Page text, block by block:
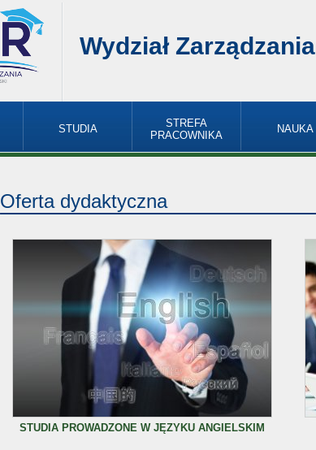
Wydział Zarządzania
STUDIA
STREFA
PRACOWNIKA
NAUKA
Oferta dydaktyczna
STUDIA PROWADZONE W JĘZYKU ANGIELSKIM